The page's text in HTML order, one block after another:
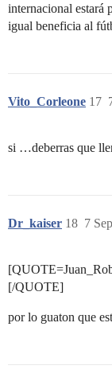
internacional estará
igual beneficia al
Vito_Corleone 17
si …deberras que
Dr_kaiser 7
18
[/QUOTE]
por lo guaton que